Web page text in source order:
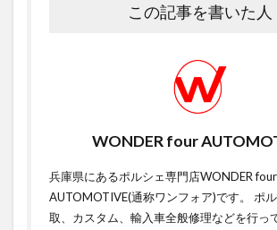
この記事を書いた人
WONDER four
兵庫県にあるポルシェ専門店WONDER four
AUTOMOTIVE(通称ワンフォア)です。 ポ
取、カスタム、輸入車全般修理などを行っ